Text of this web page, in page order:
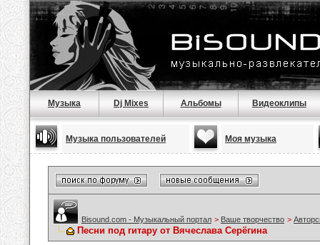
Музыка Dj Mixes Альбомы Видеоклипы
Музыка пользователей Моя музыка
Bisound.com - Музыкальный портал > Ваше творчество >
Песни под гитару от Вячеслава Серёгина